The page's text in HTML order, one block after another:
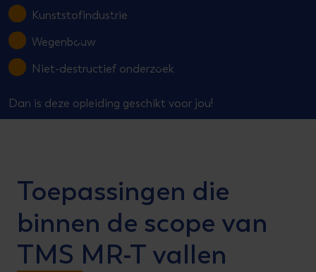
Kunststofindustrie
Wegenbouw
Niet-destructief onderzoek
Dan is deze opleiding geschikt voor jou!
Toepassingen die
binnen de scope van
TMS MR-T vallen